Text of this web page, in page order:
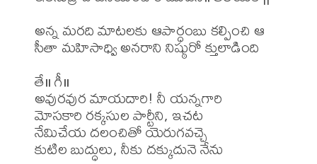
అన్న మరది మాటలకు ఆపార్ధంబు కల్పించి ఆ
సీతా మహిసాధ్వి అనరాని నిష్ఠురో క్తులాడింది
తే॥ గీ॥
అవురవుర మాయదారి! నీ యన్నగారి
మోసకారి రక్కసుల పార్టీని, ఇచట
నేమిచేయ దలంచితో యెరుగవచ్చె
కుటిల బుద్ధులు, నీకు దక్కుదునె నేను